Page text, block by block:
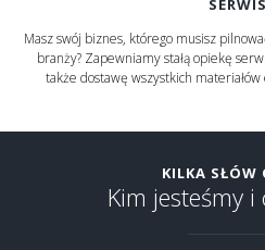
SERWIS
Masz swój biznes, którego musisz
branży? Zapewniamy stałą opiekę
także dostawę wszystkich
KILKA SŁÓW
Kim jesteśmy